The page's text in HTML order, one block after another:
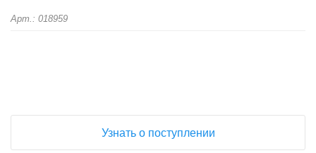
Арт.: 018959
Узнать о поступлении